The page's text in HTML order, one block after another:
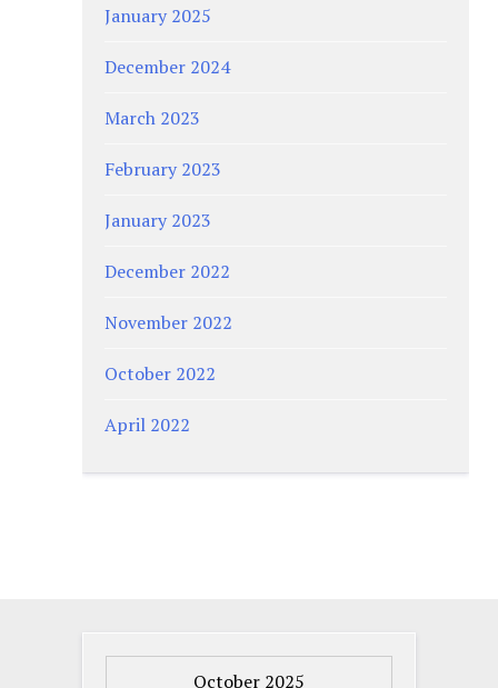
January 2025
December 2024
March 2023
February 2023
January 2023
December 2022
November 2022
October 2022
April 2022
October 2025